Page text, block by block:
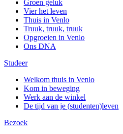
Groen geluk
Vier het leven
Thuis in Venlo
Truuk, truuk, truuk
Opgroeien in Venlo
Ons DNA
Studeer
Welkom thuis in Venlo
Kom in beweging
Werk aan de winkel
De tijd van je (studenten)leven
Bezoek